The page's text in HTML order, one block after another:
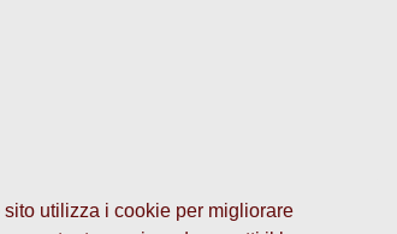
sito utilizza i cookie per migliorare